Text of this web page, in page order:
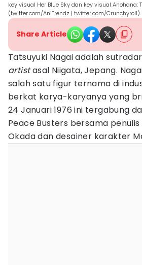
key visual Her Blue Sky dan key visual Anohana:
(twitter.com/AniTrendz | twitter.com/Crunchyroll)
Share Article
Tatsuyuki Nagai adalah
artistasal Niigata, Jepang.
salah satu figur ternama di
berkat karya-karyanya yang
24 Januari 1976 ini tergabung
Peace Busters bersama
Okada dan desainer karakter